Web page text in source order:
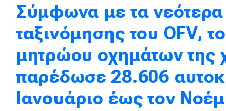
Test Drive
Δοκιμή
Αποστολή
Συγκρίνουμε
Σύμφωνα με τα νεότερα
ταξινόμησης του OFV,
μητρώου οχημάτων της
παρέδωσε 28.606
Ιανουάριο έως τον